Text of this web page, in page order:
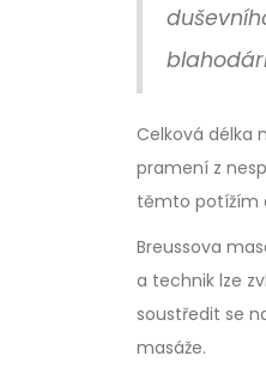
Celková délka
pramení z
těmto potížím
Breussova
a technik lze
soustředit se
masáže.